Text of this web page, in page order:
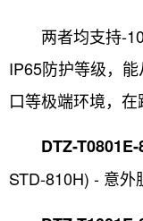
两者均支持-
IP65防护等级，
口等极端环境，在
DTZ-T0801E-
STD-810H) - 意外